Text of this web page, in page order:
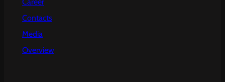
Contacts
Media
Overview